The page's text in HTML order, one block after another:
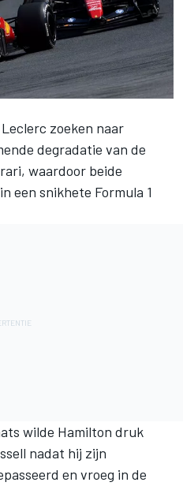
zoeken naar
degradatie van de
, waardoor beide
een snikhete Formula 1
wilde Hamilton druk
nadat hij zijn
en vroeg in de